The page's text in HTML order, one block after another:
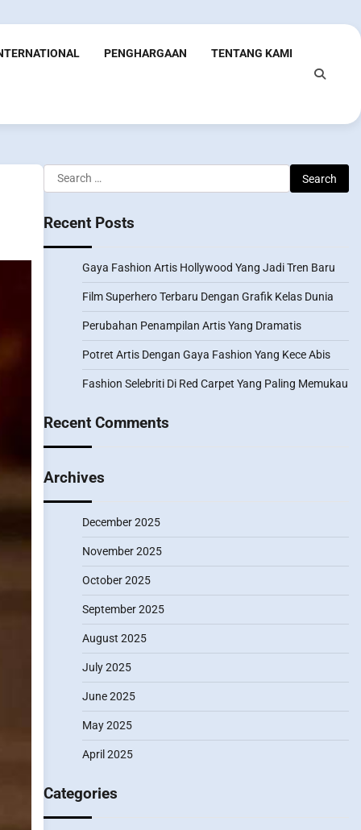
PENGHARGAAN TENTANG KAMI
Search
for:
Recent Posts
Gaya Fashion Artis Hollywood Yang Jadi Tren Baru
Film Superhero Terbaru Dengan Grafik Kelas Dunia
Perubahan Penampilan Artis Yang Dramatis
Potret Artis Dengan Gaya Fashion Yang Kece Abis
Fashion Selebriti Di Red Carpet Yang Paling Memukau
Recent Comments
Archives
December 2025
November 2025
October 2025
September 2025
August 2025
July 2025
June 2025
May 2025
April 2025
Categories